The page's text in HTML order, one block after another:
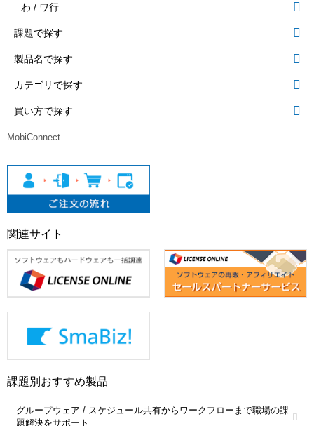
わ / ワ行
課題で探す
製品名で探す
カテゴリで探す
買い方で探す
MobiConnect
関連サイト
課題別おすすめ製品
グループウェア / スケジュール共有からワークフローまで職場の課
題解決をサポート